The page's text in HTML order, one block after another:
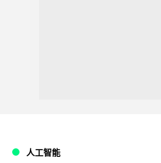
人工智能